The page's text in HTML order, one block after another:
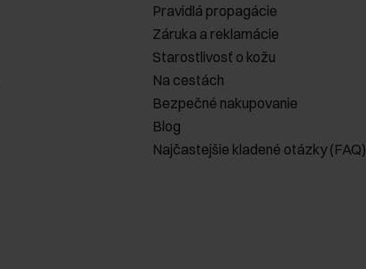
Pravidlá propagácie
Záruka a reklamácie
Starostlivosť o kožu
Na cestách
Bezpečné nakupovanie
Blog
Najčastejšie kladené otázky (FAQ)